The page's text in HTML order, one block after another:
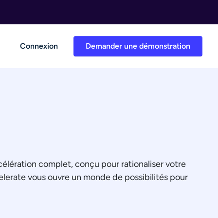
Demander une démonstration
Connexion
complet, conçu pour rationaliser votre
vous ouvre un monde de possibilités pour